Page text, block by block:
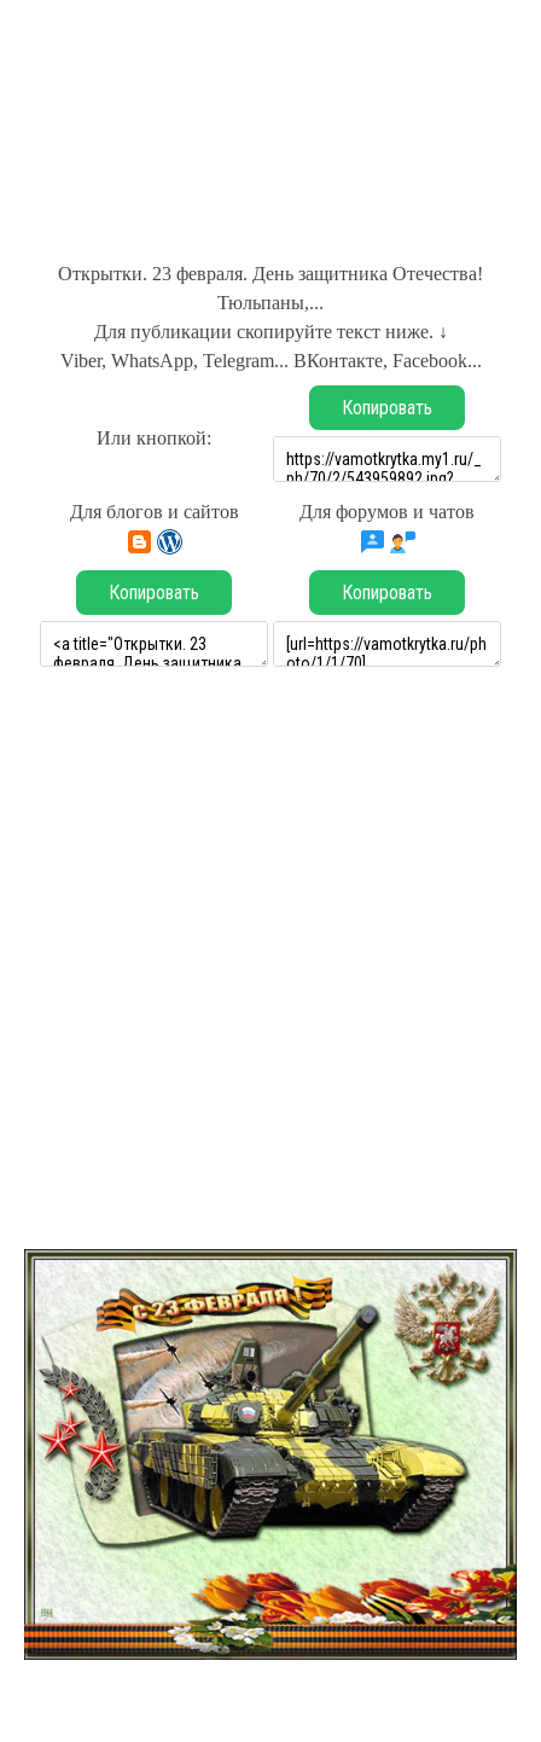
Открытки. 23 февраля. День защитника Отечества!
Тюльпаны,...
Для публикации скопируйте текст ниже. ↓
Viber, WhatsApp, Telegram... ВКонтакте, Facebook...
Или кнопкой:
Копировать
Для блогов и сайтов Для форумов и чатов
Копировать Копировать